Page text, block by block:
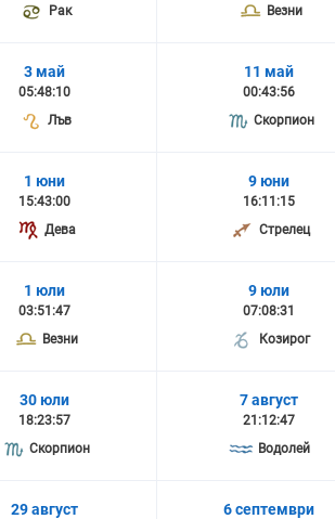
Рак
Везни
3 май
05:48:10
Лъв
11 май
00:43:56
Скорпион
1 юни
15:43:00
Дева
9 юни
16:11:15
Стрелец
1 юли
03:51:47
Везни
9 юли
07:08:31
Козирог
30 юли
18:23:57
Скорпион
7 август
21:12:47
Водолей
29 август 6 септември